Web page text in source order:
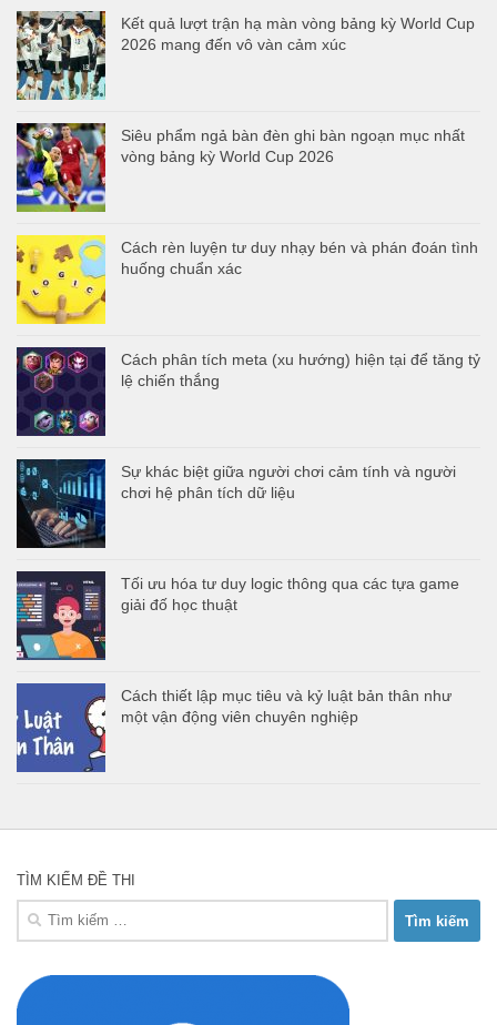
Kết quả lượt trận hạ màn vòng bảng kỳ World Cup
2026 mang đến vô vàn cảm xúc
Siêu phẩm ngả bàn đèn ghi bàn ngoạn mục nhất
vòng bảng kỳ World Cup 2026
Cách rèn luyện tư duy nhạy bén và phán đoán tình
huống chuẩn xác
Cách phân tích meta (xu hướng) hiện tại để tăng tỷ
lệ chiến thắng
Sự khác biệt giữa người chơi cảm tính và người
chơi hệ phân tích dữ liệu
Tối ưu hóa tư duy logic thông qua các tựa game
giải đố học thuật
Cách thiết lập mục tiêu và kỷ luật bản thân như
một vận động viên chuyên nghiệp
TÌM KIẾM ĐỀ THI
Tìm